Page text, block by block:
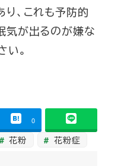
、これも予防的
気が出るのが嫌な
い。
0
花粉 花粉症